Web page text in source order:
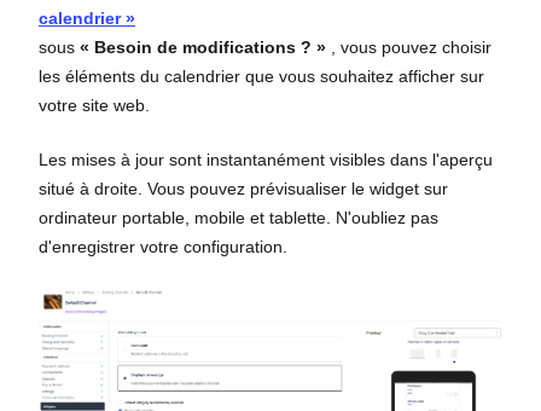
calendrier »
sous « Besoin de modifications ? » , vous pouvez choisir
les éléments du calendrier que vous souhaitez afficher sur
votre site web.
Les mises à jour sont instantanément visibles dans l'aperçu
situé à droite. Vous pouvez prévisualiser le widget sur
ordinateur portable, mobile et tablette. N'oubliez pas
d'enregistrer votre configuration.